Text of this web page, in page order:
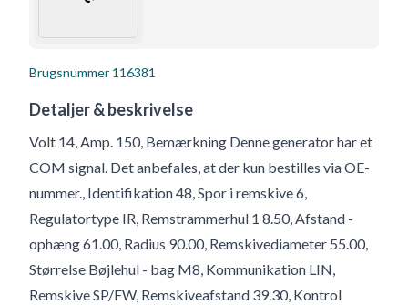
Brugsnummer 116381
Detaljer & beskrivelse
Volt 14, Amp. 150, Bemærkning Denne generator har et
COM signal. Det anbefales, at der kun bestilles via OE-
nummer., Identifikation 48, Spor i remskive 6,
Regulatortype IR, Remstrammerhul 1 8.50, Afstand -
ophæng 61.00, Radius 90.00, Remskivediameter 55.00,
Størrelse Bøjlehul - bag M8, Kommunikation LIN,
Remskive SP/FW, Remskiveafstand 39.30, Kontrol